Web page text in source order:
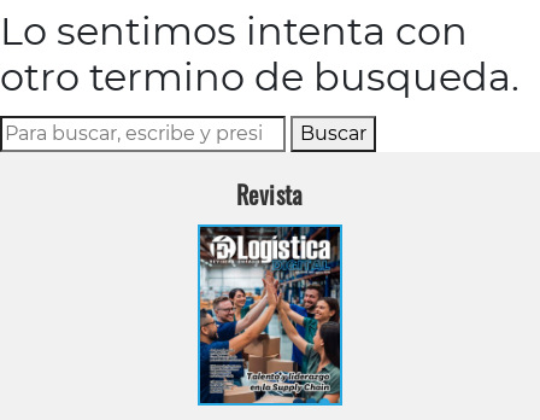
Lo sentimos intenta con
otro termino de busqueda.
Buscar
Revista